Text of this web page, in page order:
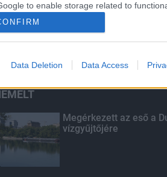
to enable storage related to
to enable storage related to
to enable storage related to security,
Data Deletion Data Access
Megérkezett az eső a
vízgyűjtőjére